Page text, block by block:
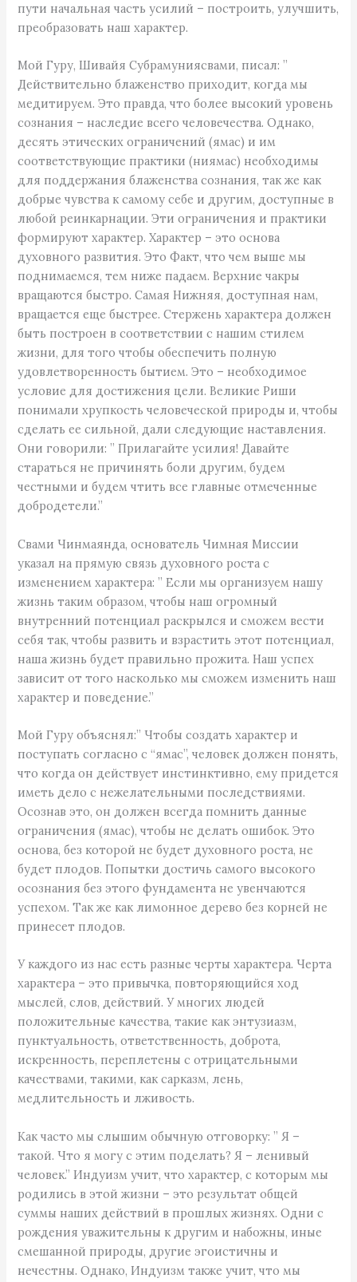
пути начальная часть усилий – построить, улучшить,
преобразовать наш характер.
Мой Гуру, Шивайя Субрамуниясвами, писал: ”
Действительно блаженство приходит, когда мы
медитируем. Это правда, что более высокий уровень
сознания – наследие всего человечества. Однако,
десять этических ограничений (ямас) и им
соответствующие практики (ниямас) необходимы
для поддержания блаженства сознания, так же как
добрые чувства к самому себе и другим, доступные в
любой реинкарнации. Эти ограничения и практики
формируют характер. Характер – это основа
духовного развития. Это Факт, что чем выше мы
поднимаемся, тем ниже падаем. Верхние чакры
вращаются быстро. Самая Нижняя, доступная нам,
вращается еще быстрее. Стержень характера должен
быть построен в соответствии с нашим стилем
жизни, для того чтобы обеспечить полную
удовлетворенность бытием. Это – необходимое
условие для достижения цели. Великие Риши
понимали хрупкость человеческой природы и, чтобы
сделать ее сильной, дали следующие наставления.
Они говорили: ” Прилагайте усилия! Давайте
стараться не причинять боли другим, будем
честными и будем чтить все главные отмеченные
добродетели.”
Свами Чинмаянда, основатель Чимная Миссии
указал на прямую связь духовного роста с
изменением характера: ” Если мы организуем нашу
жизнь таким образом, чтобы наш огромный
внутренний потенциал раскрылся и сможем вести
себя так, чтобы развить и взрастить этот потенциал,
наша жизнь будет правильно прожита. Наш успех
зависит от того насколько мы сможем изменить наш
характер и поведение.”
Мой Гуру объяснял:” Чтобы создать характер и
поступать согласно с “ямас”, человек должен понять,
что когда он действует инстинктивно, ему придется
иметь дело с нежелательными последствиями.
Осознав это, он должен всегда помнить данные
ограничения (ямас), чтобы не делать ошибок. Это
основа, без которой не будет духовного роста, не
будет плодов. Попытки достичь самого высокого
осознания без этого фундамента не увенчаются
успехом. Так же как лимонное дерево без корней не
принесет плодов.
У каждого из нас есть разные черты характера. Черта
характера – это привычка, повторяющийся ход
мыслей, слов, действий. У многих людей
положительные качества, такие как энтузиазм,
пунктуальность, ответственность, доброта,
искренность, переплетены с отрицательными
качествами, такими, как сарказм, лень,
медлительность и лживость.
Как часто мы слышим обычную отговорку: ” Я –
такой. Что я могу с этим поделать? Я – ленивый
человек.” Индуизм учит, что характер, с которым мы
родились в этой жизни – это результат общей
суммы наших действий в прошлых жизнях. Одни с
рождения уважительны к другим и набожны, иные
смешанной природы, другие эгоистичны и
нечестны. Однако, Индуизм также учит, что мы